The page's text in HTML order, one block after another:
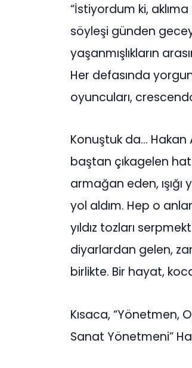
“İstiyordum ki,
söyleşi günden
yaşanmışlıkların
Her defasında
oyuncuları,
Konuştuk da… Hakan
baştan çıkagelen
armağan eden,
yol aldım. Hep o
yıldız tozları
diyarlardan gelen,
birlikte. Bir hayat,
Kısaca, “Yönetmen,
Sanat Yönetmeni”